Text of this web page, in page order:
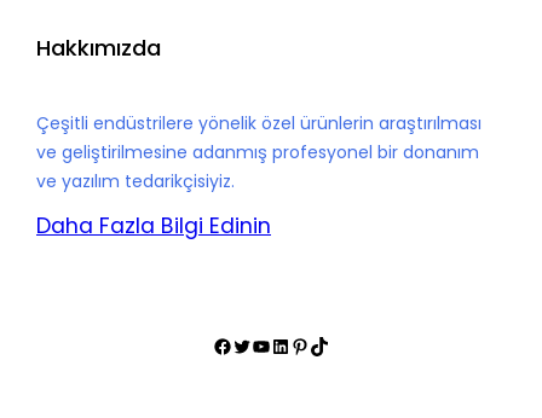
Hakkımızda
Çeşitli endüstrilere yönelik özel ürünlerin araştırılması
ve geliştirilmesine adanmış profesyonel bir donanım
ve yazılım tedarikçisiyiz.
Daha Fazla Bilgi Edinin